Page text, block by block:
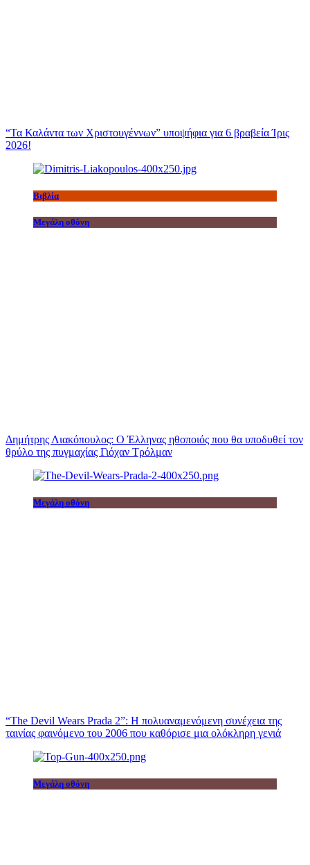
“Τα Καλάντα των Χριστουγέννων” υποψήφια για 6 βραβεία Ίρις
2026!
Βιβλία
Μεγάλη οθόνη
Δημήτρης Λιακόπουλος: Ο Έλληνας ηθοποιός που θα υποδυθεί τον
θρύλο της πυγμαχίας Γιόχαν Τρόλμαν
Μεγάλη οθόνη
“The Devil Wears Prada 2”: Η πολυαναμενόμενη συνέχεια της
ταινίας φαινόμενο του 2006 που καθόρισε μια ολόκληρη γενιά
Μεγάλη οθόνη